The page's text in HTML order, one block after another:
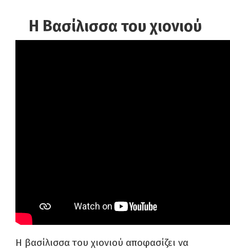
Η Βασίλισσα του χιονιού
Η βασίλισσα του χιονιού αποφασίζει να